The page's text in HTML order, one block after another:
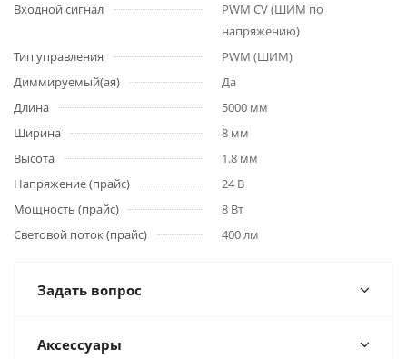
Входной сигнал
PWM СV (ШИМ по
напряжению)
Тип управления
PWM (ШИМ)
Диммируемый(ая)
Да
Длина
5000 мм
Ширина
8 мм
Высота
1.8 мм
Напряжение (прайс)
24 В
Мощность (прайс)
8 Вт
Световой поток (прайс)
400 лм
Задать вопрос
Аксессуары